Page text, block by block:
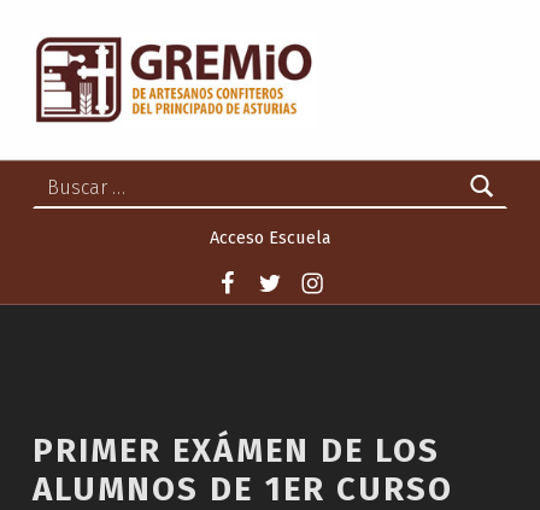
Buscar:
Acceso Escuela
Facebook
TwitterInstagram
PRIMER EXÁMEN DE LOS
ALUMNOS DE 1ER CURSO